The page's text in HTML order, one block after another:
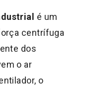
é um
centrífuga
dos
o ar
o